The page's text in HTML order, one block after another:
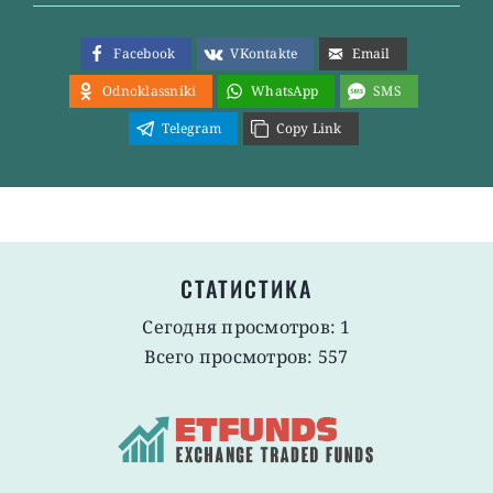
Facebook VKontakte
Email
Odnoklassniki
WhatsApp
SMS
Telegram
Copy Link
СТАТИСТИКА
Сегодня просмотров: 1
Всего просмотров: 557